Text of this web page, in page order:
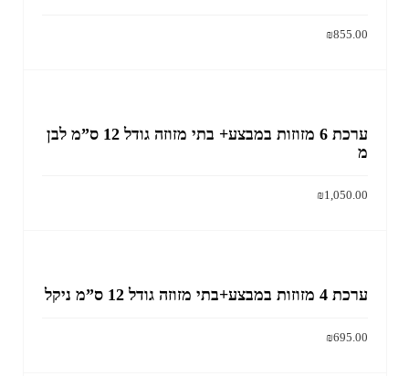
₪855.00
ערכת 6 מזוזות במבצע+ בתי מזוזה גודל 12 ס”מ לבן
מ
₪1,050.00
ערכת 4 מזוזות במבצע+בתי מזוזה גודל 12 ס”מ ניקל
₪695.00